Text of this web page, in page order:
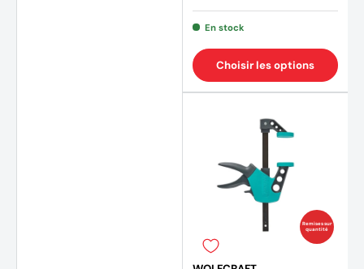
En stock
Choisir les options
Remises sur
quantité